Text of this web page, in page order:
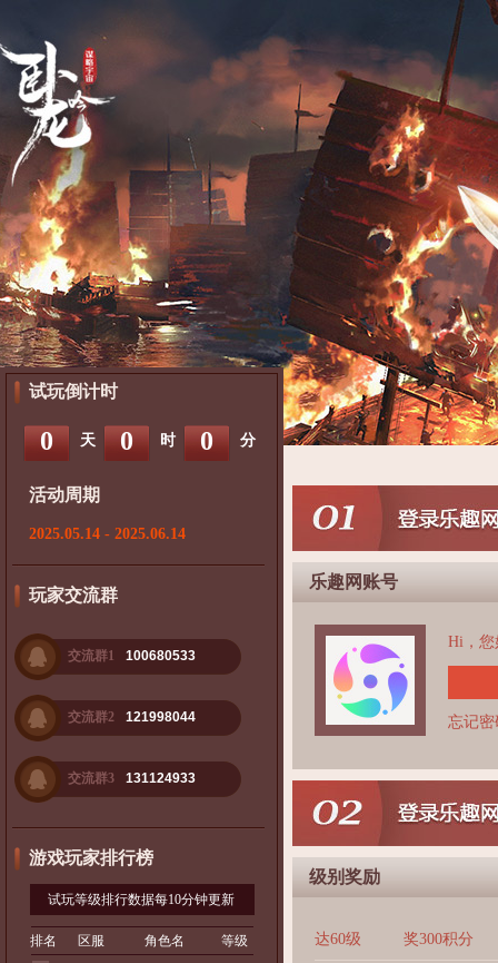
试玩倒计时
0 天 0 时 0 分
活动周期
2025.05.14 - 2025.06.14
玩家交流群
交流群1 100680533
交流群2 121998044
交流群3 131124933
游戏玩家排行榜
试玩等级排行数据每10分钟更新
排名 区服 角色名
等级
乐趣网账号
Hi，您
忘记密
级别奖励
达60级 奖300积分